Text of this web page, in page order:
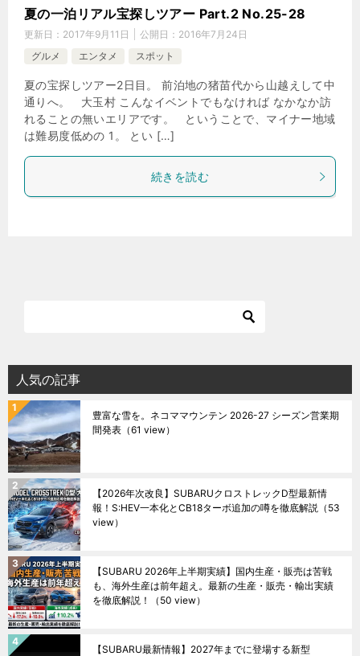
夏の一泊リアル宝探しツアー Part.2 No.25-28
更新日： 2017年9月11日 公開日： 2016年7月24日
グルメ
エンタメ スポット
夏の宝探しツアー2日目。 前泊地の猪苗代から山越えして中
通りへ。 大玉村 こんなイベントでもなければ なかなか訪
れることの無いエリアです。 ということで、マイナー地域
は難易度低めの 1。 とい […]
続きを読む
人気の記事
豊富な雪を。ネコママウンテン 2026-27 シーズン営業期
間発表 （61 view）
【2026年次改良】SUBARUクロストレックD型最新情
報！S:HEV一本化とCB18ターボ追加の噂を徹底解説 （53
view）
【SUBARU 2026年上半期実績】国内生産・販売は苦戦
も、海外生産は前年超え。最新の生産・販売・輸出実績
を徹底解説！
（50 view）
【SUBARU最新情報】2027年までに登場する新型